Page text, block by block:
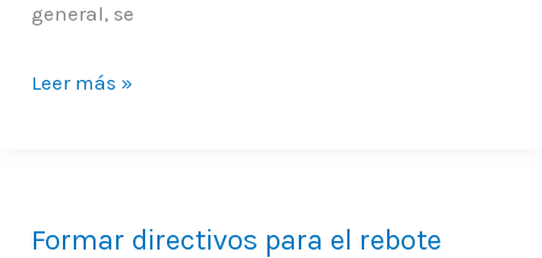
general, se
Leer más »
Formar directivos para el rebote
Formar